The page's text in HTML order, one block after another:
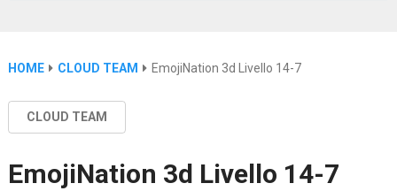
HOME CLOUD TEAM EmojiNation 3d Livello 14-7
CLOUD TEAM
EmojiNation 3d Livello 14-7